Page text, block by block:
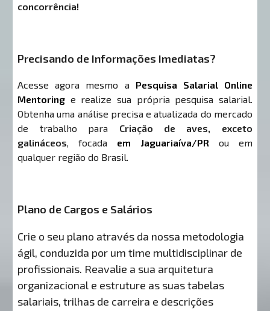
concorrência!
Precisando de Informações Imediatas?
Acesse agora mesmo a Pesquisa Salarial Online
Mentoring e realize sua própria pesquisa salarial.
Obtenha uma análise precisa e atualizada do mercado
de trabalho para Criação de aves, exceto
galináceos, focada em Jaguariaíva/PR ou em
qualquer região do Brasil.
Plano de Cargos e Salários
Crie o seu plano através da nossa metodologia
ágil, conduzida por um time multidisciplinar de
profissionais. Reavalie a sua arquitetura
organizacional e estruture as suas tabelas
salariais, trilhas de carreira e descrições